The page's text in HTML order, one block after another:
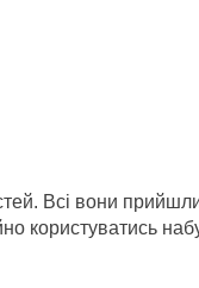
Всі вони
користуватись